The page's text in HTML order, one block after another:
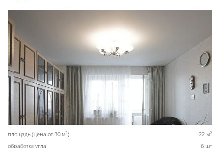
площадь (цена от 30 м2) 22 м2
обработка угла 6 шт